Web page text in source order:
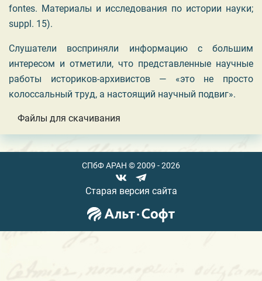
fontes. Материалы и исследования по истории науки;
suppl. 15).
Слушатели восприняли информацию с большим
интересом и отметили, что представленные научные
работы историков-архивистов — «это не просто
колоссальный труд, а настоящий научный подвиг».
Файлы для скачивания
СПбФ АРАН © 2009 - 2026
Старая версия сайта